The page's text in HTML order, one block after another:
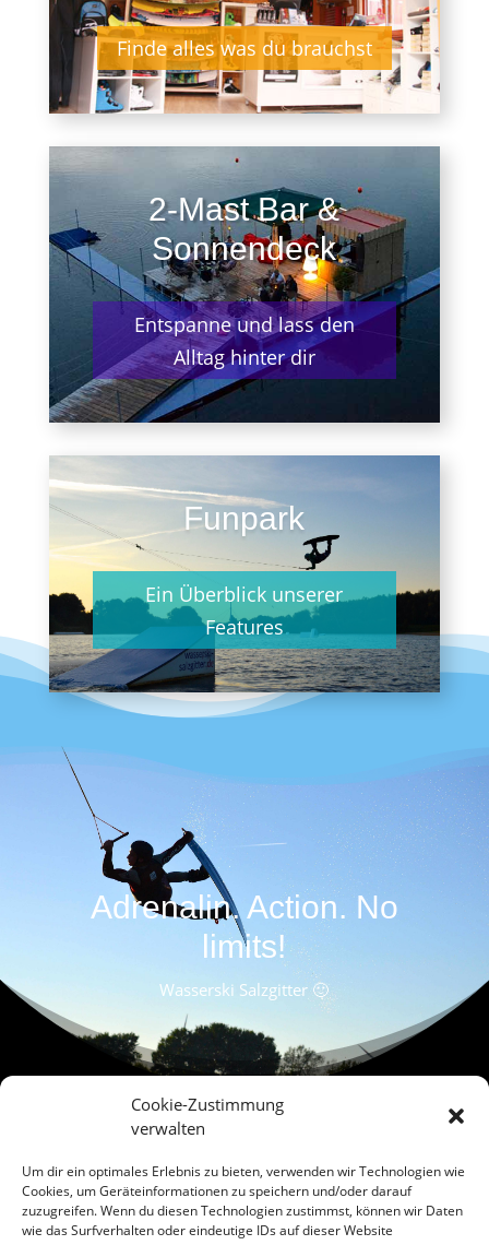
Cookie-Zustimmung
verwalten
Um dir ein optimales Erlebnis zu bieten, verwenden wir Technologien wie
Cookies, um Geräteinformationen zu speichern und/oder darauf
zuzugreifen. Wenn du diesen Technologien zustimmst, können wir Daten
wie das Surfverhalten oder eindeutige IDs auf dieser Website
Finde alles was du brauchst
2-Mast Bar &
Sonnendeck
Entspanne und lass den
Alltag hinter dir
Funpark
Ein Überblick unserer
Features
Adrenalin. Action. No
limits!
Wasserski Salzgitter 🙂
Finde uns auf Facebook oder Instagram